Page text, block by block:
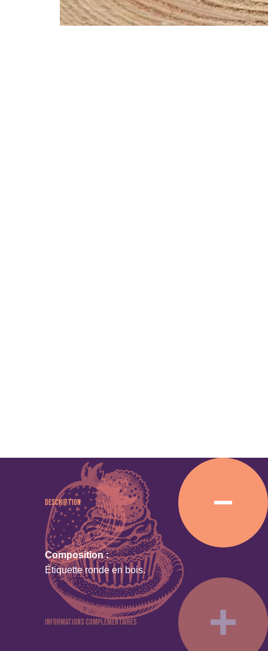
Description
Composition :
Étiquette ronde en bois.
Informations complémentaires